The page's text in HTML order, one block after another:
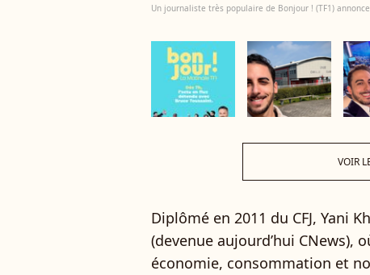
Un journaliste très populaire de Bonjour ! (TF1)
VOIR
Diplômé en 2011 du CFJ, Yani
(devenue aujourd’hui CNews),
économie, consommation et